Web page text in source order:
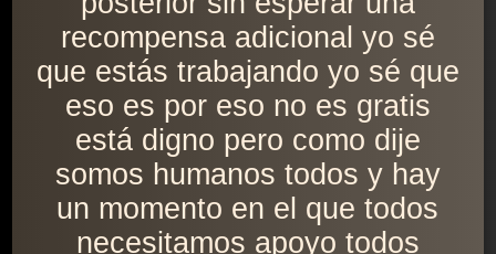
recompensa adicional yo sé
que estás trabajando yo sé que
eso es por eso no es gratis
está digno pero como dije
somos humanos todos y hay
un momento en el que todos
necesitamos apoyo todos